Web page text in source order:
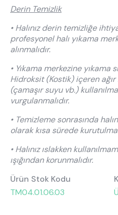
Derin Temizlik
• Halınız derin temizliğe
profesyonel halı yıkama
alınmalıdır.
• Yıkama merkezine yıkama
Hidroksit (Kostik) içeren
(çamaşır suyu vb.)
vurgulanmalıdır.
• Temizleme sonrasında
olarak kısa sürede
• Halınız ıslakken
ışığından korunmalıdır.
Ürün Stok Kodu
TM04.01.06.03